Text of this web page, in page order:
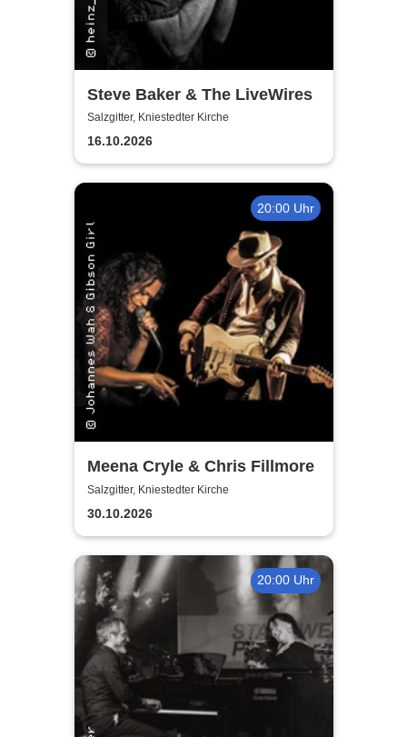
Steve Baker & The LiveWires
Salzgitter, Kniestedter Kirche
16.10.2026
20:00 Uhr
Meena Cryle & Chris Fillmore
Salzgitter, Kniestedter Kirche
30.10.2026
20:00 Uhr